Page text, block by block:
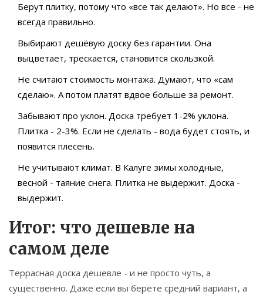
Берут плитку, потому что «все так делают». Но все - не
всегда правильно.
Выбирают дешёвую доску без гарантии. Она
выцветает, трескается, становится скользкой.
Не считают стоимость монтажа. Думают, что «сам
сделаю». А потом платят вдвое больше за ремонт.
Забывают про уклон. Доска требует 1-2% уклона.
Плитка - 2-3%. Если не сделать - вода будет стоять, и
появится плесень.
Не учитывают климат. В Калуге зимы холодные,
весной - таяние снега. Плитка не выдержит. Доска -
выдержит.
Итог: что дешевле на
самом деле
Террасная доска дешевле - и не просто чуть, а
существенно. Даже если вы берёте средний вариант, а